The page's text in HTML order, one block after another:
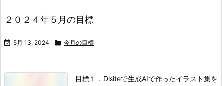
２０２４年５月の目標
 5月 13, 2024  今月の目標
目標１．Dlsiteで生成AIで作ったイラスト集を